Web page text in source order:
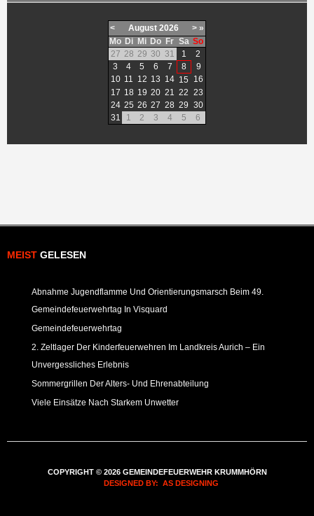
< August 2026 > »
Mo Di Mi Do Fr Sa So
27 28 29 30 31 1
2
3
4 5 6 7 8
9
10 11 12 13 14 15
16
17 18 19 20 21 22 23
24 25 26 27 28 29 30
31
1 2 3 4 5 6
MEIST GELESEN
Abnahme Jugendflamme Und Orientierungsmarsch Beim 49.
Gemeindefeuerwehrtag In Visquard
Gemeindefeuerwehrtag
2. Zeltlager Der Kinderfeuerwehren Im Landkreis Aurich – Ein
Unvergessliches Erlebnis
Sommergrillen Der Alters- Und Ehrenabteilung
Viele Einsätze Nach Starkem Unwetter
COPYRIGHT © 2026 GEMEINDEFEUERWEHR KRUMMHÖRN
DESIGNED BY: AS DESIGNING